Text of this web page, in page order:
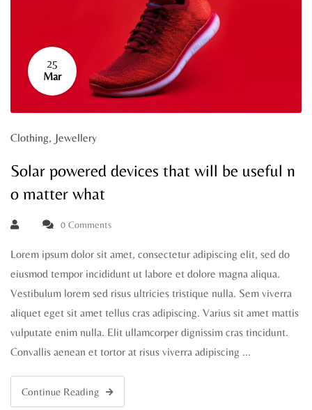
25
Mar
Clothing, Jewellery
Solar powered devices that will be useful n
o matter what
0 Comments
Lorem ipsum dolor sit amet, consectetur adipiscing elit, sed do
eiusmod tempor incididunt ut labore et dolore magna aliqua.
Vestibulum lorem sed risus ultricies tristique nulla. Sem viverra
aliquet eget sit amet tellus cras adipiscing. Varius sit amet mattis
vulputate enim nulla. Elit ullamcorper dignissim cras tincidunt.
Convallis aenean et tortor at risus viverra adipiscing …
Continue Reading